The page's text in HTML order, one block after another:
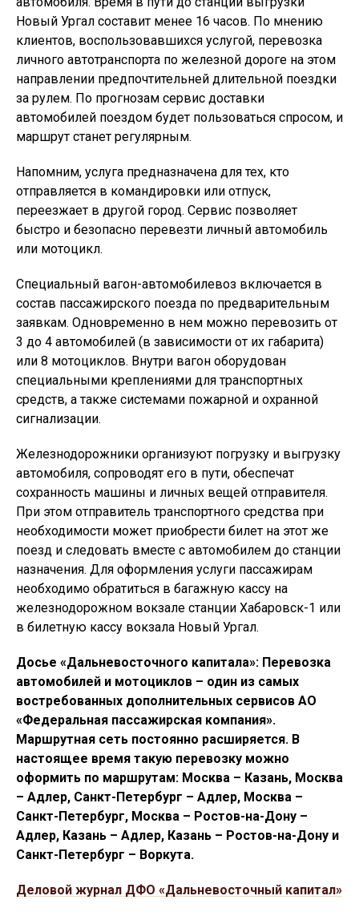
Новый Ургал составит менее 16 часов. По мнению
клиентов, воспользовавшихся услугой, перевозка
личного автотранспорта по железной дороге на этом
направлении предпочтительней длительной поездки
за рулем. По прогнозам сервис доставки
автомобилей поездом будет пользоваться спросом, и
маршрут станет регулярным.
Напомним, услуга предназначена для тех, кто
отправляется в командировки или отпуск,
переезжает в другой город. Сервис позволяет
быстро и безопасно перевезти личный автомобиль
или мотоцикл.
Специальный вагон-автомобилевоз включается в
состав пассажирского поезда по предварительным
заявкам. Одновременно в нем можно перевозить от
3 до 4 автомобилей (в зависимости от их габарита)
или 8 мотоциклов. Внутри вагон оборудован
специальными креплениями для транспортных
средств, а также системами пожарной и охранной
сигнализации.
Железнодорожники организуют погрузку и выгрузку
автомобиля, сопроводят его в пути, обеспечат
сохранность машины и личных вещей отправителя.
При этом отправитель транспортного средства при
необходимости может приобрести билет на этот же
поезд и следовать вместе с автомобилем до станции
назначения. Для оформления услуги пассажирам
необходимо обратиться в багажную кассу на
железнодорожном вокзале станции Хабаровск-1 или
в билетную кассу вокзала Новый Ургал.
Досье «Дальневосточного капитала»: Перевозка
автомобилей и мотоциклов – один из самых
востребованных дополнительных сервисов АО
«Федеральная пассажирская компания».
Маршрутная сеть постоянно расширяется. В
настоящее время такую перевозку можно
оформить по маршрутам: Москва – Казань, Москва
– Адлер, Санкт-Петербург – Адлер, Москва –
Санкт-Петербург, Москва – Ростов-на-Дону –
Адлер, Казань – Адлер, Казань – Ростов-на-Дону и
Санкт-Петербург – Воркута.
Деловой журнал ДФО «Дальневосточный капитал»